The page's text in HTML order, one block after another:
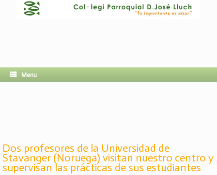
Menu
Dos profesores de la Universidad de
Stavanger (Noruega) visitan nuestro centro y
supervisan las prácticas de sus estudiantes